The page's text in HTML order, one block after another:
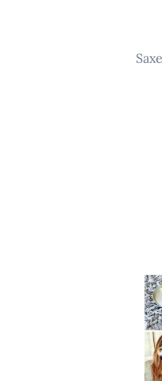
saxe – contes traditionnels au